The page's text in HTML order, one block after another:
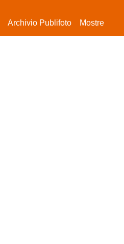
Archivio Publifoto Mostre